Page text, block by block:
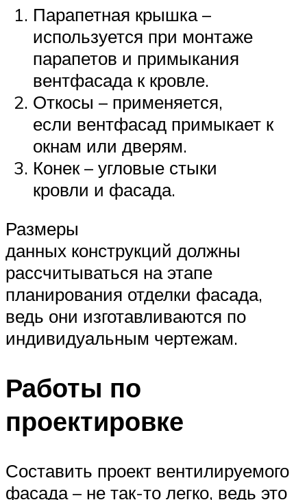
Парапетная крышка –
используется при монтаже
парапетов и примыкания
вентфасада к кровле.
Откосы – применяется,
если вентфасад примыкает к
окнам или дверям.
Конек – угловые стыки
кровли и фасада.
Размеры
данных конструкций должны
рассчитываться на этапе
планирования отделки фасада,
ведь они изготавливаются по
индивидуальным чертежам.
Работы по
проектировке
Составить проект вентилируемого
фасада – не так-то легко, ведь это